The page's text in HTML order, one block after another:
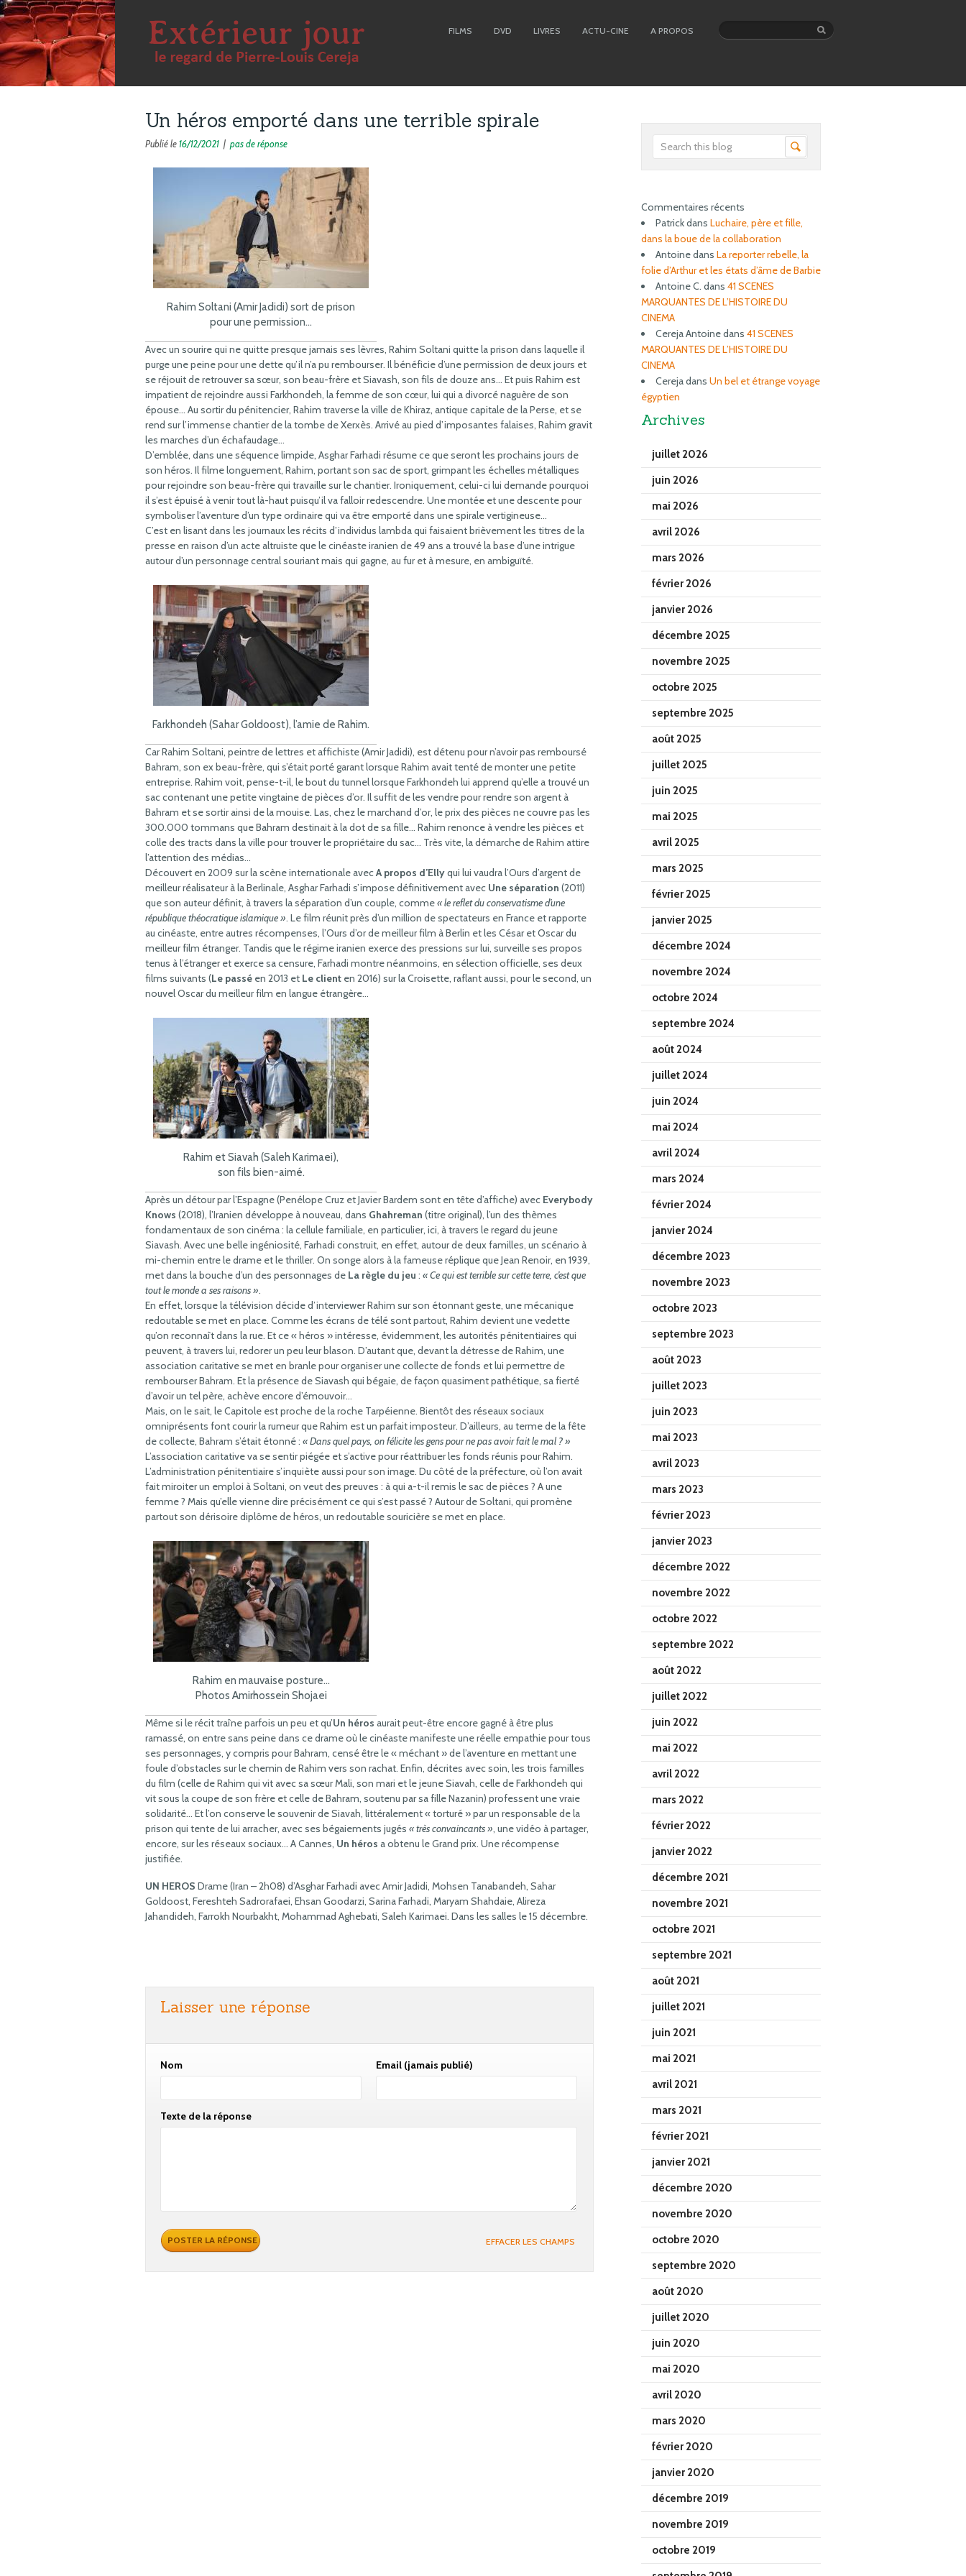
FILMS DVD LIVRES ACTU-CINE A PROPOS
Un héros emporté dans une terrible spirale
Publié le16/12/2021 | pas de réponse
Rahim Soltani (Amir Jadidi) sort de prison
pour une permission…
Avec un sourire qui ne quitte presque jamais ses lèvres, Rahim Soltani quitte la prison dans laquelle il
purge une peine pour une dette qu’il n’a pu rembourser. Il bénéficie d’une permission de deux jours et
se réjouit de retrouver sa sœur, son beau-frère et Siavash, son fils de douze ans… Et puis Rahim est
impatient de rejoindre aussi Farkhondeh, la femme de son cœur, lui qui a divorcé naguère de son
épouse… Au sortir du pénitencier, Rahim traverse la ville de Khiraz, antique capitale de la Perse, et se
rend sur l’immense chantier de la tombe de Xerxès. Arrivé au pied d’imposantes falaises, Rahim gravit
les marches d’un échafaudage…
D’emblée, dans une séquence limpide, Asghar Farhadi résume ce que seront les prochains jours de
son héros. Il filme longuement, Rahim, portant son sac de sport, grimpant les échelles métalliques
pour rejoindre son beau-frère qui travaille sur le chantier. Ironiquement, celui-ci lui demande pourquoi
il s’est épuisé à venir tout là-haut puisqu’il va falloir redescendre. Une montée et une descente pour
symboliser l’aventure d’un type ordinaire qui va être emporté dans une spirale vertigineuse…
C’est en lisant dans les journaux les récits d’individus lambda qui faisaient brièvement les titres de la
presse en raison d’un acte altruiste que le cinéaste iranien de 49 ans a trouvé la base d’une intrigue
autour d’un personnage central souriant mais qui gagne, au fur et à mesure, en ambiguïté.
Farkhondeh (Sahar Goldoost), l’amie de Rahim.
Car Rahim Soltani, peintre de lettres et affichiste (Amir Jadidi), est détenu pour n’avoir pas remboursé
Bahram, son ex beau-frère, qui s’était porté garant lorsque Rahim avait tenté de monter une petite
entreprise. Rahim voit, pense-t-il, le bout du tunnel lorsque Farkhondeh lui apprend qu’elle a trouvé un
sac contenant une petite vingtaine de pièces d’or. Il suffit de les vendre pour rendre son argent à
Bahram et se sortir ainsi de la mouise. Las, chez le marchand d’or, le prix des pièces ne couvre pas les
300.000 tommans que Bahram destinait à la dot de sa fille… Rahim renonce à vendre les pièces et
colle des tracts dans la ville pour trouver le propriétaire du sac… Très vite, la démarche de Rahim attire
l’attention des médias…
Découvert en 2009 sur la scène internationale avecA propos d’Ellyqui lui vaudra l’Ours d’argent de
meilleur réalisateur à la Berlinale, Asghar Farhadi s’impose définitivement avec Une séparation (2011)
que son auteur définit, à travers la séparation d’un couple, comme« le reflet du conservatisme d’une
république théocratique islamique ». Le film réunit près d’un million de spectateurs en France et rapporte
au cinéaste, entre autres récompenses, l’Ours d’or de meilleur film à Berlin et les César et Oscar du
meilleur film étranger. Tandis que le régime iranien exerce des pressions sur lui, surveille ses propos
tenus à l’étranger et exerce sa censure, Farhadi montre néanmoins, en sélection officielle, ses deux
films suivants (Le passé en 2013 et Le client en 2016) sur la Croisette, raflant aussi, pour le second, un
nouvel Oscar du meilleur film en langue étrangère…
Rahim et Siavah (Saleh Karimaei),
son fils bien-aimé.
Après un détour par l’Espagne (Penélope Cruz et Javier Bardem sont en tête d’affiche) avec Everybody
Knows (2018), l’Iranien développe à nouveau, dans Ghahreman (titre original), l’un des thèmes
fondamentaux de son cinéma : la cellule familiale, en particulier, ici, à travers le regard du jeune
Siavash. Avec une belle ingéniosité, Farhadi construit, en effet, autour de deux familles, un scénario à
mi-chemin entre le drame et le thriller. On songe alors à la fameuse réplique que Jean Renoir, en 1939,
met dans la bouche d’un des personnages de La règle du jeu : « Ce qui est terrible sur cette terre, c’est que
tout le monde a ses raisons ».
En effet, lorsque la télévision décide d’interviewer Rahim sur son étonnant geste, une mécanique
redoutable se met en place. Comme les écrans de télé sont partout, Rahim devient une vedette
qu’on reconnaît dans la rue. Et ce « héros » intéresse, évidemment, les autorités pénitentiaires qui
peuvent, à travers lui, redorer un peu leur blason. D’autant que, devant la détresse de Rahim, une
association caritative se met en branle pour organiser une collecte de fonds et lui permettre de
rembourser Bahram. Et la présence de Siavash qui bégaie, de façon quasiment pathétique, sa fierté
d’avoir un tel père, achève encore d’émouvoir…
Mais, on le sait, le Capitole est proche de la roche Tarpéienne. Bientôt des réseaux sociaux
omniprésents font courir la rumeur que Rahim est un parfait imposteur. D’ailleurs, au terme de la fête
de collecte, Bahram s’était étonné : « Dans quel pays, on félicite les gens pour ne pas avoir fait le mal ? »
L’association caritative va se sentir piégée et s’active pour réattribuer les fonds réunis pour Rahim.
L’administration pénitentiaire s’inquiète aussi pour son image. Du côté de la préfecture, où l’on avait
fait miroiter un emploi à Soltani, on veut des preuves : à qui a-t-il remis le sac de pièces ? A une
femme ? Mais qu’elle vienne dire précisément ce qui s’est passé ? Autour de Soltani, qui promène
partout son dérisoire diplôme de héros, un redoutable souricière se met en place.
Rahim en mauvaise posture…
Photos Amirhossein Shojaei
Même si le récit traîne parfois un peu et qu’Un héros aurait peut-être encore gagné à être plus
ramassé, on entre sans peine dans ce drame où le cinéaste manifeste une réelle empathie pour tous
ses personnages, y compris pour Bahram, censé être le « méchant » de l’aventure en mettant une
foule d’obstacles sur le chemin de Rahim vers son rachat. Enfin, décrites avec soin, les trois familles
du film (celle de Rahim qui vit avec sa sœur Mali, son mari et le jeune Siavah, celle de Farkhondeh qui
vit sous la coupe de son frère et celle de Bahram, soutenu par sa fille Nazanin) professent une vraie
solidarité… Et l’on conserve le souvenir de Siavah, littéralement « torturé » par un responsable de la
prison qui tente de lui arracher, avec ses bégaiements jugés « très convaincants », une vidéo à partager,
encore, sur les réseaux sociaux… A Cannes, Un héros a obtenu le Grand prix. Une récompense
justifiée.
UN HEROS Drame (Iran – 2h08) d’Asghar Farhadi avec Amir Jadidi, Mohsen Tanabandeh, Sahar
Goldoost, Fereshteh Sadrorafaei, Ehsan Goodarzi, Sarina Farhadi, Maryam Shahdaie, Alireza
Jahandideh, Farrokh Nourbakht, Mohammad Aghebati, Saleh Karimaei. Dans les salles le 15 décembre.
Laisser une réponse
Nom Email (jamais publié)
Texte de la réponse
EFFACER LES CHAMPS
Commentaires récents
Patrickdans Luchaire, père et fille,
dans la boue de la collaboration
Antoinedans La reporter rebelle, la
folie d’Arthur et les états d’âme de Barbie
Antoine C. dans 41 SCENES
MARQUANTES DE L’HISTOIRE DU
CINEMA
Cereja Antoinedans 41 SCENES
MARQUANTES DE L’HISTOIRE DU
CINEMA
Cerejadans Un bel et étrange voyage
égyptien
Archives
juillet 2026
juin 2026
mai 2026
avril 2026
mars 2026
février 2026
janvier 2026
décembre 2025
novembre 2025
octobre 2025
septembre 2025
août 2025
juillet 2025
juin 2025
mai 2025
avril 2025
mars 2025
février 2025
janvier 2025
décembre 2024
novembre 2024
octobre 2024
septembre 2024
août 2024
juillet 2024
juin 2024
mai 2024
avril 2024
mars 2024
février 2024
janvier 2024
décembre 2023
novembre 2023
octobre 2023
septembre 2023
août 2023
juillet 2023
juin 2023
mai 2023
avril 2023
mars 2023
février 2023
janvier 2023
décembre 2022
novembre 2022
octobre 2022
septembre 2022
août 2022
juillet 2022
juin 2022
mai 2022
avril 2022
mars 2022
février 2022
janvier 2022
décembre 2021
novembre 2021
octobre 2021
septembre 2021
août 2021
juillet 2021
juin 2021
mai 2021
avril 2021
mars 2021
février 2021
janvier 2021
décembre 2020
novembre 2020
octobre 2020
septembre 2020
août 2020
juillet 2020
juin 2020
mai 2020
avril 2020
mars 2020
février 2020
janvier 2020
décembre 2019
novembre 2019
octobre 2019